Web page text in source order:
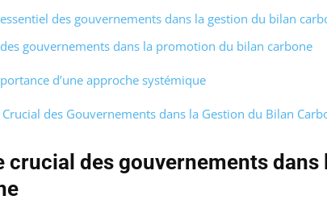
des gouvernements dans la gestion du bilan
gouvernements dans la promotion du bilan carbone
d’une approche systémique
Crucial des Gouvernements dans la Gestion du Bilan
crucial des gouvernements